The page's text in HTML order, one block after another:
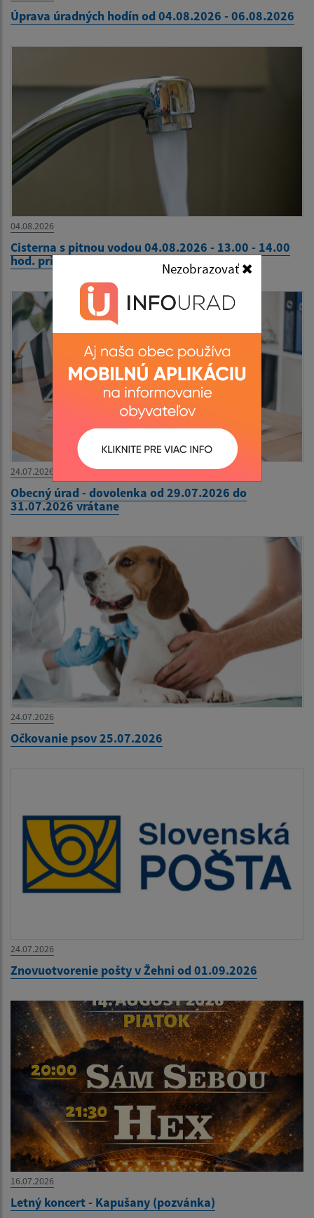
Nezobrazovať
Úprava úradných hodín od 04.08.2026 - 06.08.2026
04.08.2026
Cisterna s pitnou vodou 04.08.2026 - 13.00 - 14.00
hod. pri Komunitnom centre
24.07.2026
Obecný úrad - dovolenka od 29.07.2026 do
31.07.2026 vrátane
24.07.2026
Očkovanie psov 25.07.2026
24.07.2026
Znovuotvorenie pošty v Žehni od 01.09.2026
16.07.2026
Letný koncert - Kapušany (pozvánka)